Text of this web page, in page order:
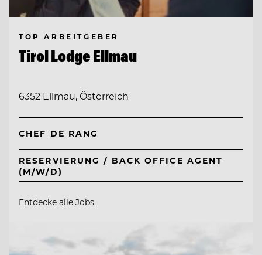
TOP ARBEITGEBER
Tirol Lodge Ellmau
6352 Ellmau, Österreich
CHEF DE RANG
RESERVIERUNG / BACK OFFICE AGENT
(M/W/D)
Entdecke alle Jobs